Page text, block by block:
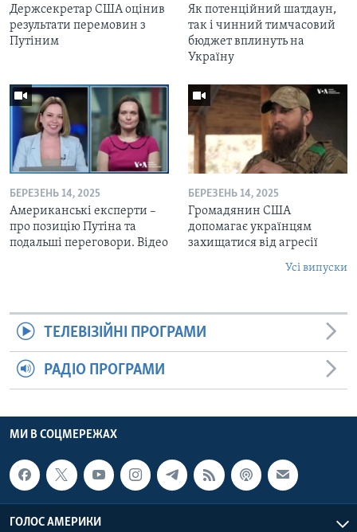
Держсекретар США оцінив
результати перемовин з
Путіним
Як потенційний шатдаун,
так і чинний тимчасовий
бюджет вплинуть на
Україну
БЕРЕЗЕНЬ 14, 2025
Американські експерти –
про позицію Путіна та
подальші переговори. Відео
БЕРЕЗЕНЬ 14, 2025
Громадянин США
допомагає українцям
захищатися від агресії
Усі випуски
ТЕЛЕВІЗІЙНІ ПРОГРАМИ
РАДІО ПРОГРАМИ
МИ В СОЦМЕРЕЖАХ
ГОЛОС АМЕРИКИ